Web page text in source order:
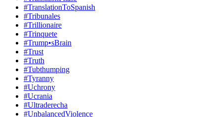
#TranslationToSpanish
#Tribunales
#Trillionaire
#Trinquete
#Trump•sBrain
#Trust
#Truth
#Tubthumping
#Tyranny
#Uchrony
#Ucrania
#Ultraderecha
#UnbalancedViolence